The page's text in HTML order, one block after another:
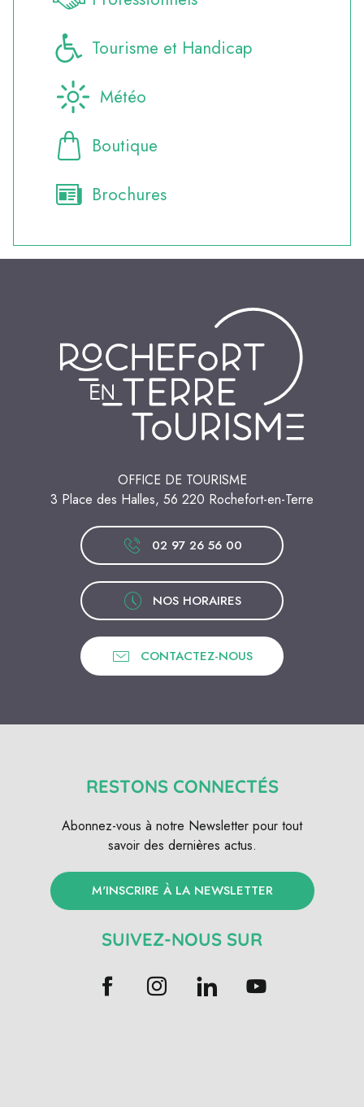
Tourisme et Handicap
Météo
Boutique
Brochures
OFFICE DE TOURISME
3 Place des Halles, 56 220 Rochefort-en-Terre
02 97 26 56 00
NOS HORAIRES
CONTACTEZ-NOUS
RESTONS CONNECTÉS
Abonnez-vous à notre Newsletter pour tout
savoir des dernières actus.
M'INSCRIRE À LA NEWSLETTER
SUIVEZ-NOUS SUR